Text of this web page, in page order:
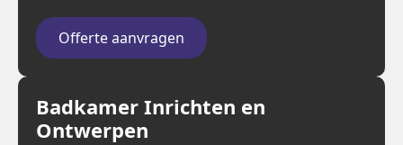
Offerte aanvragen
Badkamer Inrichten en
Ontwerpen